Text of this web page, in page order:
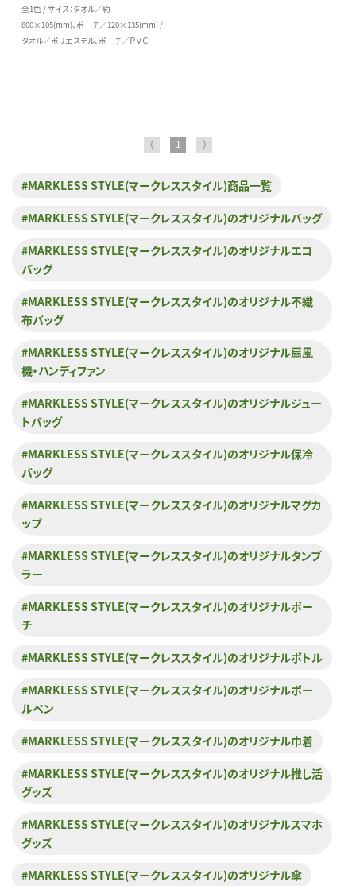
全1色 / サイズ：タオル／約
800×105(mm)、ポーチ／120×135(mm) /
タオル／ポリエステル、ポーチ／ＰＶＣ
⟨ 1 ⟩
#MARKLESS STYLE(マークレススタイル)商品一覧
#MARKLESS STYLE(マークレススタイル)のオリジナルバッグ
#MARKLESS STYLE(マークレススタイル)のオリジナルエコ
バッグ
#MARKLESS STYLE(マークレススタイル)のオリジナル不織
布バッグ
#MARKLESS STYLE(マークレススタイル)のオリジナル扇風
機・ハンディファン
#MARKLESS STYLE(マークレススタイル)のオリジナルジュー
トバッグ
#MARKLESS STYLE(マークレススタイル)のオリジナル保冷
バッグ
#MARKLESS STYLE(マークレススタイル)のオリジナルマグカ
ップ
#MARKLESS STYLE(マークレススタイル)のオリジナルタンブ
ラー
#MARKLESS STYLE(マークレススタイル)のオリジナルポー
チ
#MARKLESS STYLE(マークレススタイル)のオリジナルボトル
#MARKLESS STYLE(マークレススタイル)のオリジナルボー
ルペン
#MARKLESS STYLE(マークレススタイル)のオリジナル巾着
#MARKLESS STYLE(マークレススタイル)のオリジナル推し活
グッズ
#MARKLESS STYLE(マークレススタイル)のオリジナルスマホ
グッズ
#MARKLESS STYLE(マークレススタイル)のオリジナル傘